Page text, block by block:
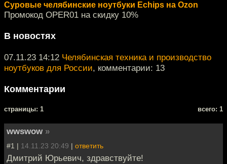
Суровые челябинские ноутбуки Echips на Ozon
Промокод OPER01 на скидку 10%
В новостях
07.11.23 14:12 Челябинская техника и производство
ноутбуков для России, комментарии: 13
Комментарии
cтраницы: 1 всего: 1
wwswow »
#1 | 14.11.23 20:49 | ответить
Дмитрий Юрьевич, здравствуйте!